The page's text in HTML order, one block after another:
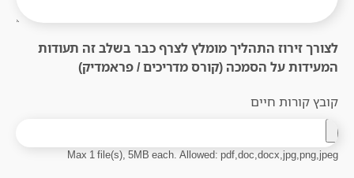
לצורך זירוז התהליך מומלץ לצרף כבר בשלב זה תעודות
המעידות על הסמכה (קורס מדריכים / פראמדיק)
קובץ קורות חיים
Max 1 file(s), 5MB each. Allowed: pdf,doc,docx,jpg,png,jpeg